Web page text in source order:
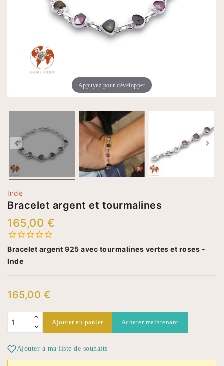
Appuyez pour développer
Inde
Bracelet argent et tourmalines
165,00 €
Bracelet argent 925 avec tourmalines vertes et roses -
Inde
165,00 €
Ajouter au panier Acheter maintenant
Ajouter à ma liste de souhaits